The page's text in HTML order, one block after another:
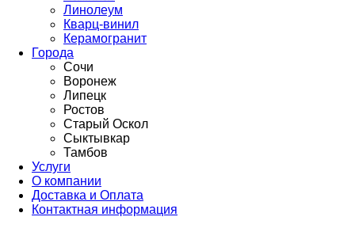
Линолеум
Кварц-винил
Керамогранит
Города
Сочи
Воронеж
Липецк
Ростов
Старый Оскол
Сыктывкар
Тамбов
Услуги
О компании
Доставка и Оплата
Контактная информация